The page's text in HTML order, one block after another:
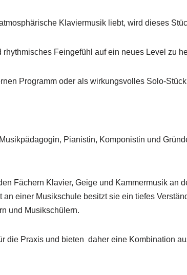
Klaviermusik liebt, wird dieses
rhythmisches Feingefühl auf ein neues Level zu
Programm oder als wirkungsvolles Solo-
Pianistin, Komponistin und
Fächern Klavier, Geige und Kammermusik an
einer Musikschule besitzt sie ein tiefes
und Musikschülern.
die Praxis und bieten daher eine Kombination